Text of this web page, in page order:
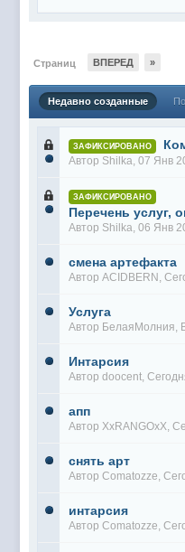
Страниц ВПЕРЕД »
Недавно созданные
ЗАФИКСИРОВАНО
Автор Shilka, 07 Янв
ЗАФИКСИРОВАНО
Перечень услуг,
Автор Shilka, 06 Янв
смена артефакта
Автор ACIDBERN ,
Услуга
Автор БелаяМолния,
Интарсия
Автор doocent,
апп
Автор XxRANGOxX,
снять арт
Автор Comatozze,
интарсия
Автор Comatozze,